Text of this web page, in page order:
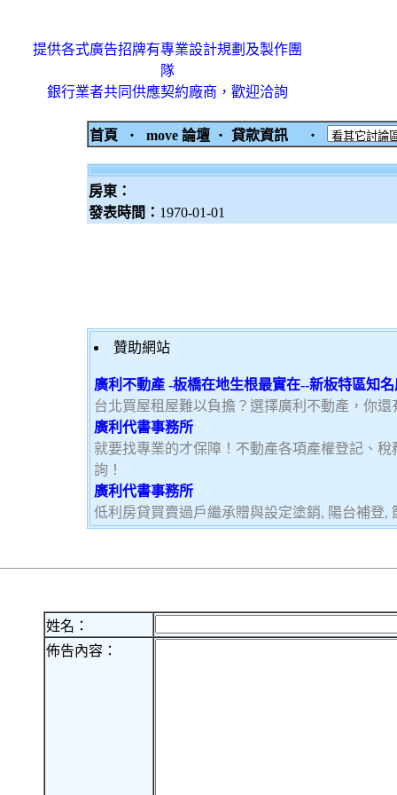
提供各式廣告招牌有專業設計規劃及製作團
隊
銀行業者共同供應契約廠商，歡迎洽詢
首頁 ‧ move 論壇 ‧ 貸款資訊 ‧
房東：
發表時間： 1970-01-01
贊助網站
廣利不動產 -板橋在地生根最實在--新板特區知
台北買屋租屋難以負擔？選擇廣利不動產，你還
廣利代書事務所
就要找專業的才保障！不動產各項產權登記、
詢！
廣利代書事務所
低利房貸買賣過戶繼承贈與設定塗銷, 陽台補登,
姓名：
佈告內容：